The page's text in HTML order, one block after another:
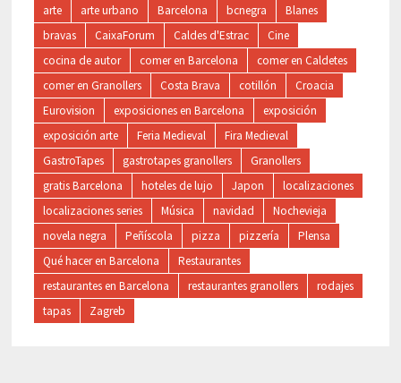
arte arte urbano Barcelona bcnegra
Blanes
bravas
CaixaForum Caldes d'Estrac
Cine
cocina de autor
comer en Barcelona
comer en Caldetes
comer en Granollers
Costa Brava cotillón
Croacia
Eurovision
exposiciones en Barcelona
exposición
exposición arte
Feria Medieval
Fira Medieval
GastroTapes
gastrotapes granollers
Granollers
gratis Barcelona
hoteles de lujo Japon
localizaciones
localizaciones series
Música navidad
Nochevieja
novela negra
Peñíscola pizza pizzería
Plensa
Qué hacer en Barcelona
Restaurantes
restaurantes en Barcelona
restaurantes granollers
rodajes
tapas
Zagreb